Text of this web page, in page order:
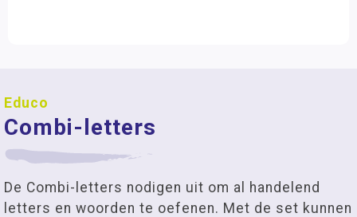
Educo
Combi-letters
De Combi-letters nodigen uit om al handelend
letters en woorden te oefenen. Met de set kunnen